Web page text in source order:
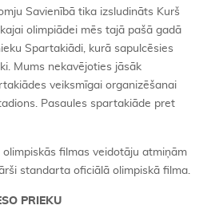
Savienībā tika izsludināts Kurš
olimpiādei mēs tajā pašā gadā
Spartakiādi, kurā sapulcēsies
Mums nekavējoties jāsāk
veiksmīgai organizēšanai
Pasaules spartakiāde pret
olimpiskās filmas veidotāju atmiņām
standarta oficiālā olimpiskā filma.
PRIEKU